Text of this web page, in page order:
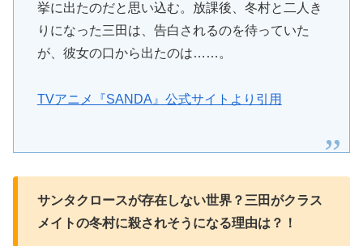
挙に出たのだと思い込む。放課後、冬村と二人き
りになった三田は、告白されるのを待っていた
が、彼女の口から出たのは……。
TVアニメ『SANDA』公式サイトより引用
サンタクロースが存在しない世界？三田がクラス
メイトの冬村に殺されそうになる理由は？！